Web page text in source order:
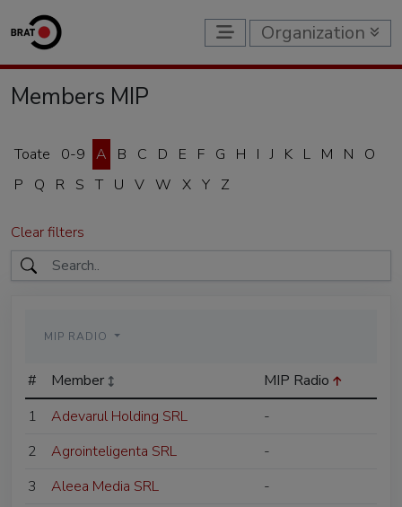
Organization
Members MIP
Toate 0-9 A B C D E F G H I J K L M N
O
P
Q R S T U V W X Y Z
Clear filters
MIP RADIO
# Member
MIP Radio
1
Adevarul Holding SRL
-
2
Agrointeligenta SRL
-
3
Aleea Media SRL
-